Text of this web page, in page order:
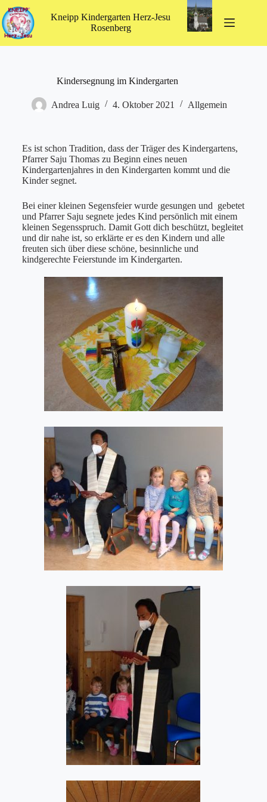
Kneipp Kindergarten Herz-Jesu
Rosenberg
Kindersegnung im Kindergarten
Andrea Luig 4. Oktober 2021 Allgemein
Es ist schon Tradition, dass der Träger des Kindergartens,
Pfarrer Saju Thomas zu Beginn eines neuen
Kindergartenjahres in den Kindergarten kommt und die
Kinder segnet.
Bei einer kleinen Segensfeier wurde gesungen und gebetet
und Pfarrer Saju segnete jedes Kind persönlich mit einem
kleinen Segensspruch. Damit Gott dich beschützt, begleitet
und dir nahe ist, so erklärte er es den Kindern und alle
freuten sich über diese schöne, besinnliche und
kindgerechte Feierstunde im Kindergarten.